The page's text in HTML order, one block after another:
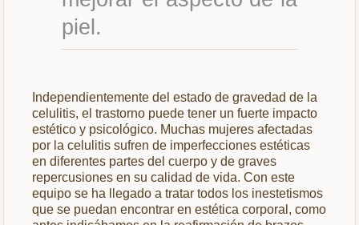
piel.
Independientemente del estado de gravedad de la
celulitis, el trastorno puede tener un fuerte impacto
estético y psicológico. Muchas mujeres afectadas
por la celulitis sufren de imperfecciones estéticas
en diferentes partes del cuerpo y de graves
repercusiones en su calidad de vida. Con este
equipo se ha llegado a tratar todos los inestetismos
que se puedan encontrar en estética corporal, como